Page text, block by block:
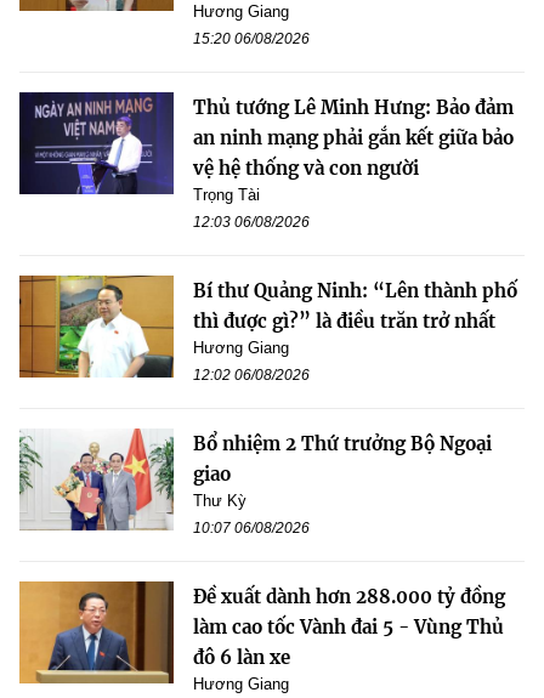
Hương Giang
15:20 06/08/2026
Thủ tướng Lê Minh Hưng: Bảo đảm
an ninh mạng phải gắn kết giữa bảo
vệ hệ thống và con người
Trọng Tài
12:03 06/08/2026
Bí thư Quảng Ninh: “Lên thành phố
thì được gì?” là điều trăn trở nhất
Hương Giang
12:02 06/08/2026
Bổ nhiệm 2 Thứ trưởng Bộ Ngoại
giao
Thư Kỳ
10:07 06/08/2026
Đề xuất dành hơn 288.000 tỷ đồng
làm cao tốc Vành đai 5 - Vùng Thủ
đô 6 làn xe
Hương Giang